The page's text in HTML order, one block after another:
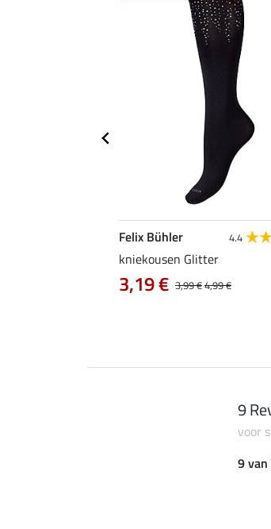
Felix Bühler 4.4
kniekousen Glitter
3,99 €4,99 €
3,19 €
9
voor
9